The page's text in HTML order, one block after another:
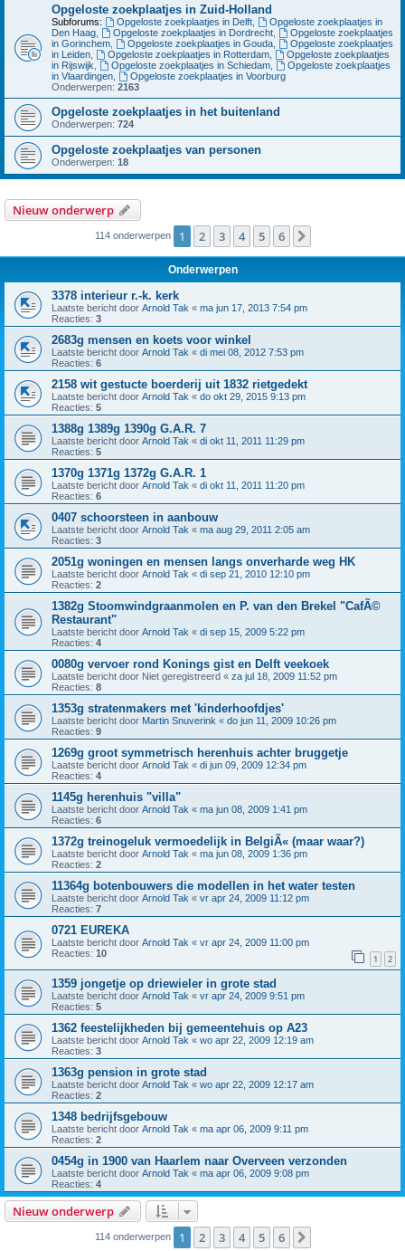
Opgeloste zoekplaatjes in Zuid-Holland
Subforums: Opgeloste zoekplaatjes in Delft,
Opgeloste zoekplaatjes in
Den Haag
Opgeloste zoekplaatjes in Dordrecht,
Opgeloste zoekplaatjes
in Gorinchem
Opgeloste zoekplaatjes in Gouda,
Opgeloste zoekplaatjes
in Leiden
Opgeloste zoekplaatjes in Rotterdam,
Opgeloste zoekplaatjes
in Rijswijk
Opgeloste zoekplaatjes in Schiedam,
Opgeloste zoekplaatjes
in Vlaardingen
Opgeloste zoekplaatjes in Voorburg
Onderwerpen: 2163
Opgeloste zoekplaatjes in het buitenland
Onderwerpen: 724
Opgeloste zoekplaatjes van personen
Onderwerpen: 18
Nieuw onderwerp
114 onderwerpen 1 2 3 4 5 6
Onderwerpen
3378 interieur r.-k. kerk
Laatste bericht door Arnold Tak « ma jun 17, 2013 7:54 pm
Reacties: 3
2683g mensen en koets voor winkel
Laatste bericht door Arnold Tak « di mei 08, 2012 7:53 pm
Reacties: 6
2158 wit gestucte boerderij uit 1832 rietgedekt
Laatste bericht door Arnold Tak « do okt 29, 2015 9:13 pm
Reacties: 5
1388g 1389g 1390g G.A.R. 7
Laatste bericht door Arnold Tak « di okt 11, 2011 11:29 pm
Reacties: 5
1370g 1371g 1372g G.A.R. 1
Laatste bericht door Arnold Tak « di okt 11, 2011 11:20 pm
Reacties: 6
0407 schoorsteen in aanbouw
Laatste bericht door Arnold Tak « ma aug 29, 2011 2:05 am
Reacties: 3
2051g woningen en mensen langs onverharde weg HK
Laatste bericht door Arnold Tak « di sep 21, 2010 12:10 pm
Reacties: 2
1382g Stoomwindgraanmolen en P. van den Brekel "CafÃ©
Restaurant"
Laatste bericht door Arnold Tak « di sep 15, 2009 5:22 pm
Reacties: 4
0080g vervoer rond Konings gist en Delft veekoek
Laatste bericht door Niet geregistreerd « za jul 18, 2009 11:52 pm
Reacties: 8
1353g stratenmakers met 'kinderhoofdjes'
Laatste bericht door Martin Snuverink « do jun 11, 2009 10:26 pm
Reacties: 9
1269g groot symmetrisch herenhuis achter bruggetje
Laatste bericht door Arnold Tak « di jun 09, 2009 12:34 pm
Reacties: 4
1145g herenhuis "villa"
Laatste bericht door Arnold Tak « ma jun 08, 2009 1:41 pm
Reacties: 6
1372g treinogeluk vermoedelijk in BelgiÃ« (maar waar?)
Laatste bericht door Arnold Tak « ma jun 08, 2009 1:36 pm
Reacties: 2
11364g botenbouwers die modellen in het water testen
Laatste bericht door Arnold Tak « vr apr 24, 2009 11:12 pm
Reacties: 7
0721 EUREKA
Laatste bericht door Arnold Tak « vr apr 24, 2009 11:00 pm
Reacties: 10 1 2
1359 jongetje op driewieler in grote stad
Laatste bericht door Arnold Tak « vr apr 24, 2009 9:51 pm
Reacties: 5
1362 feestelijkheden bij gemeentehuis op A23
Laatste bericht door Arnold Tak « wo apr 22, 2009 12:19 am
Reacties: 3
1363g pension in grote stad
Laatste bericht door Arnold Tak « wo apr 22, 2009 12:17 am
Reacties: 2
1348 bedrijfsgebouw
Laatste bericht door Arnold Tak « ma apr 06, 2009 9:11 pm
Reacties: 2
0454g in 1900 van Haarlem naar Overveen verzonden
Laatste bericht door Arnold Tak « ma apr 06, 2009 9:08 pm
Reacties: 4
Nieuw onderwerp
114 onderwerpen 1 2 3 4 5 6